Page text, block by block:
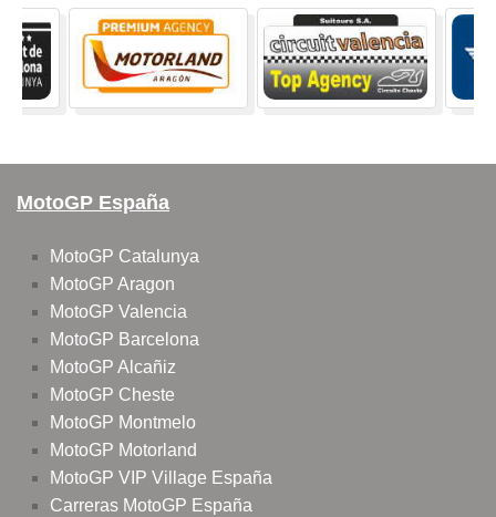
MotoGP España
MotoGP Catalunya
MotoGP Aragon
MotoGP Valencia
MotoGP Barcelona
MotoGP Alcañiz
MotoGP Cheste
MotoGP Montmelo
MotoGP Motorland
MotoGP VIP Village España
Carreras MotoGP España